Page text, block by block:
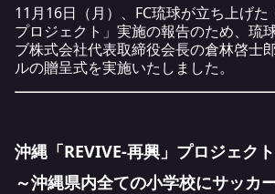
11月16日（月）、FC琉球が立ち上げた
プロジェクト」 実施の報告のため、琉
ブ株式会社代表取締役会長の倉林啓士
ルの贈呈式を実施いたしました。
沖縄「REVIVE-再興」プロジェクト
～沖縄県内全ての小学校にサッカ